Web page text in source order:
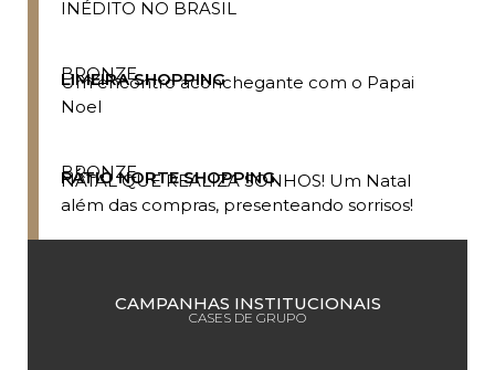
INÉDITO NO BRASIL
BRONZE
LIMEIRA SHOPPING
Um encontro aconchegante com o Papai
Noel
BRONZE
PÁTIO NORTE SHOPPING
NATAL QUE REALIZA SONHOS! Um Natal
além das compras, presenteando sorrisos!
CAMPANHAS INSTITUCIONAIS
CASES DE GRUPO